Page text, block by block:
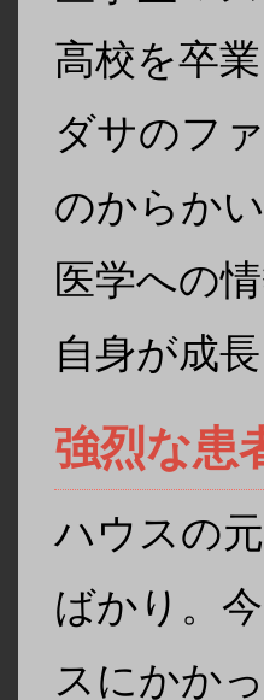
高校を卒
ダサのフ
のからか
医学への
自身が成
強烈な患
ハウスの
ばかり。
スにかか